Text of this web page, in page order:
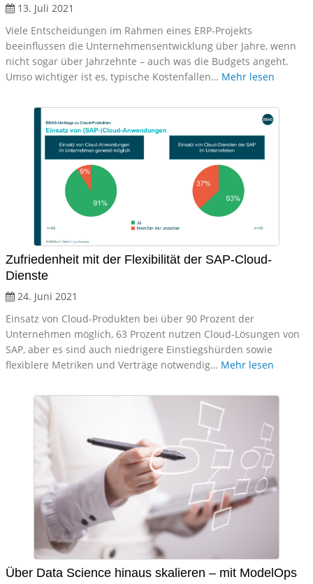
13. Juli 2021
Viele Entscheidungen im Rahmen eines ERP-Projekts
beeinflussen die Unternehmensentwicklung über Jahre, wenn
nicht sogar über Jahrzehnte – auch was die Budgets angeht.
Umso wichtiger ist es, typische Kostenfallen… Mehr lesen
Zufriedenheit mit der Flexibilität der SAP-Cloud-
Dienste
24. Juni 2021
Einsatz von Cloud-Produkten bei über 90 Prozent der
Unternehmen möglich, 63 Prozent nutzen Cloud-Lösungen von
SAP, aber es sind auch niedrigere Einstiegshürden sowie
flexiblere Metriken und Verträge notwendig… Mehr lesen
Über Data Science hinaus skalieren – mit ModelOps